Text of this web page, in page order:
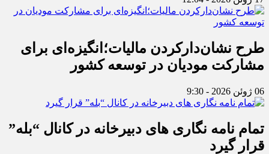
طرح نشان‌دارکردن مالیات؛انگیزه‌ای برای
مشارکت مودیان در توسعه کشور
06 ژوئن 2026 - 9:30
تمام نامه نگاری های دبیرخانه در کانال “بله”
قرار گیرد